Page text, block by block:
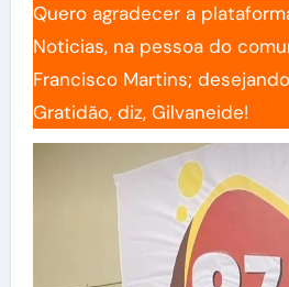
Quero agradecer a
Noticias, na pessoa do
Francisco Martins;
Gratidão, diz, Gilvaneide!